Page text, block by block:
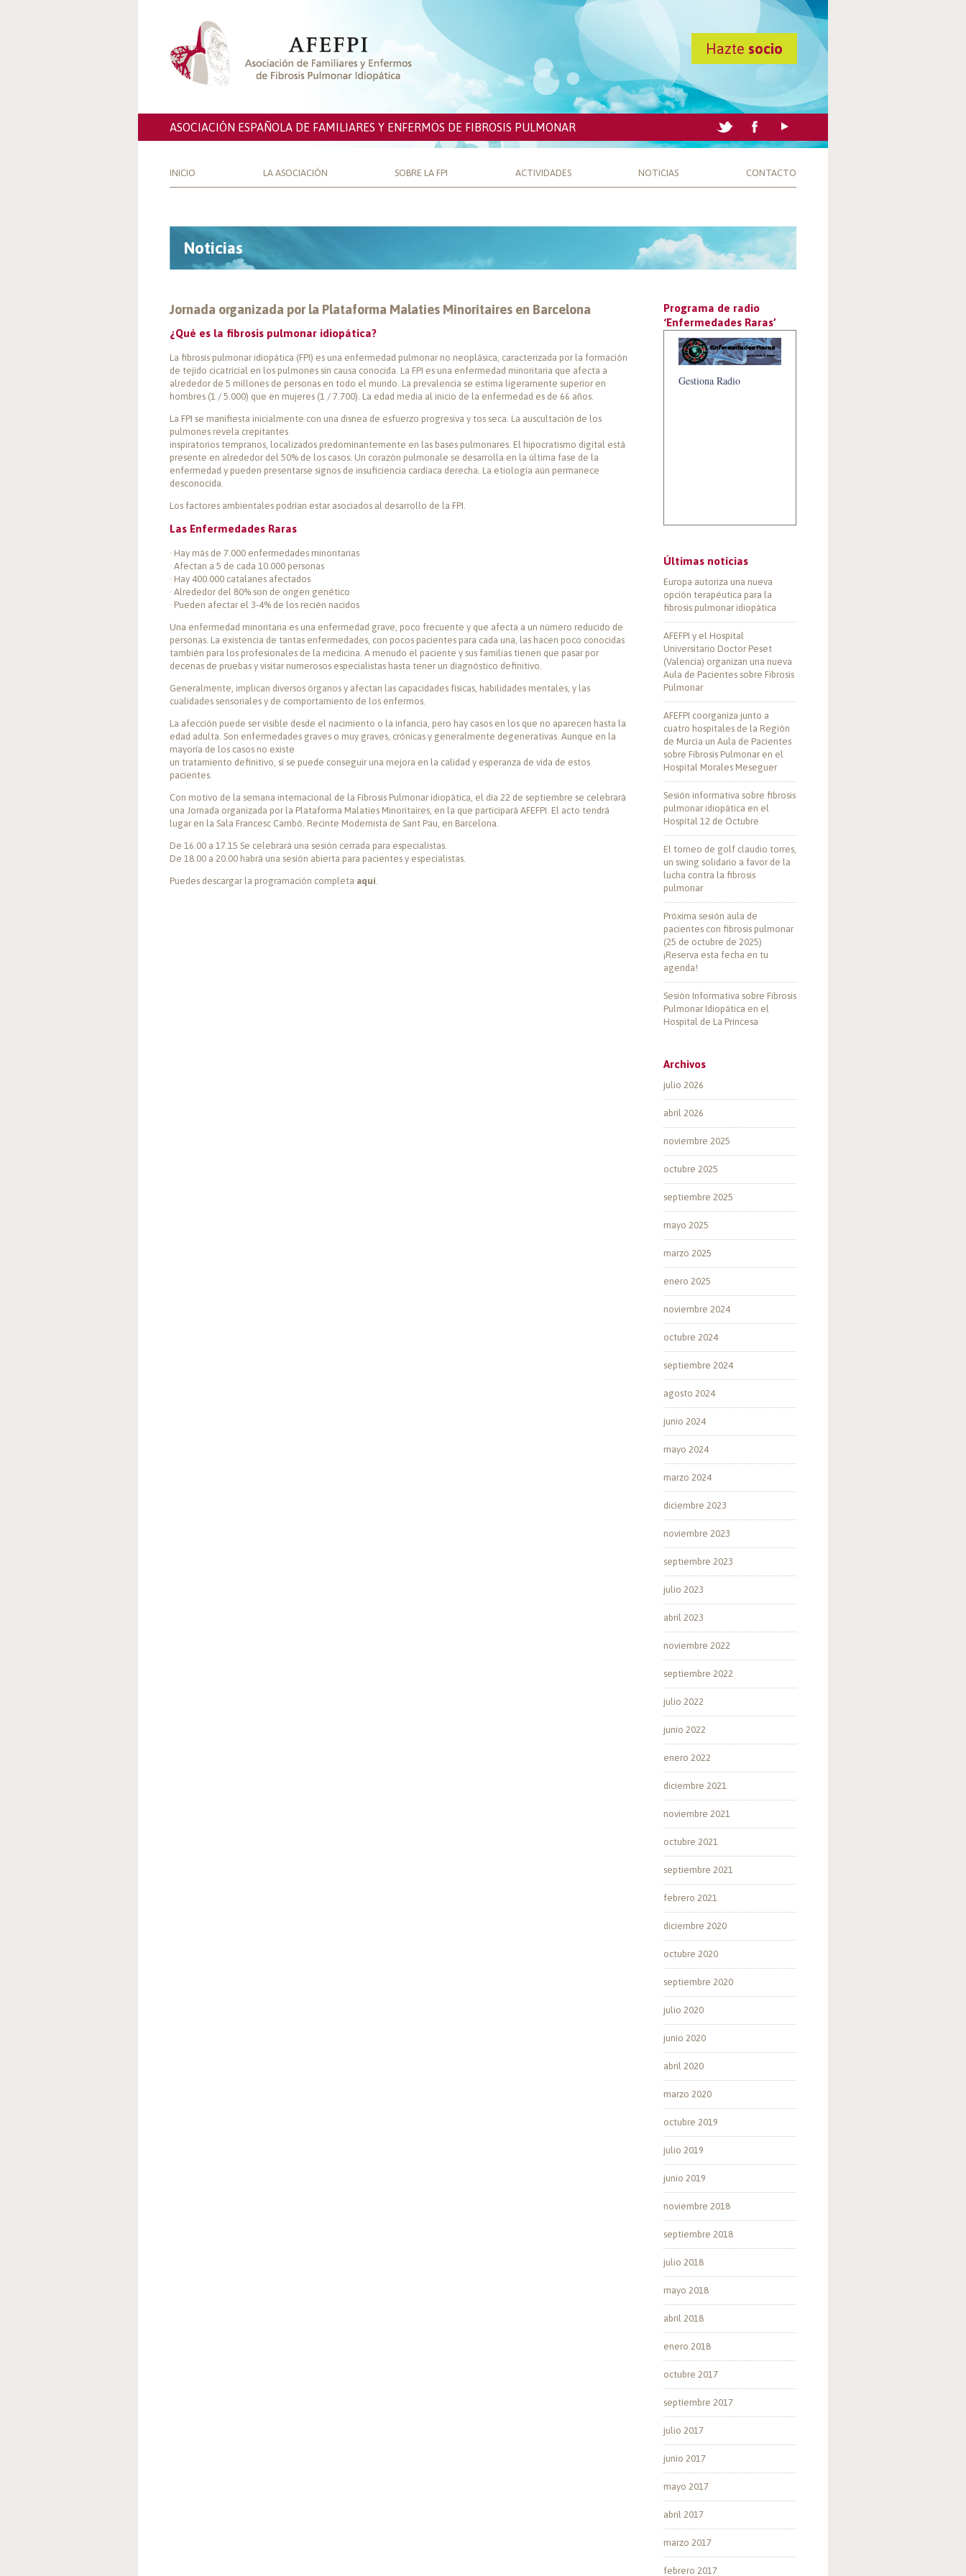
Hazte socio
ASOCIACIÓN ESPAÑOLA DE FAMILIARES Y ENFERMOS DE FIBROSIS PULMONAR
INICIO LA ASOCIACIÓN SOBRE LA FPI ACTIVIDADES NOTICIAS CONTACTO
Noticias
Jornada organizada por la Plataforma Malaties Minoritaires en Barcelona
¿Qué es la fibrosis pulmonar idiopática?
La fibrosis pulmonar idiopática (FPI) es una enfermedad pulmonar no neoplásica, caracterizada por la formación
de tejido cicatricial en los pulmones sin causa conocida. La FPI es una enfermedad minoritaria que afecta a
alrededor de 5 millones de personas en todo el mundo. La prevalencia se estima ligeramente superior en
hombres (1 / 5.000) que en mujeres (1 / 7.700). La edad media al inicio de la enfermedad es de 66 años.
La FPI se manifiesta inicialmente con una disnea de esfuerzo progresiva y tos seca. La auscultación de los
pulmones revela crepitantes
inspiratorios tempranos, localizados predominantemente en las bases pulmonares. El hipocratismo digital está
presente en alrededor del 50% de los casos. Un corazón pulmonale se desarrolla en la última fase de la
enfermedad y pueden presentarse signos de insuficiencia cardíaca derecha. La etiología aún permanece
desconocida.
Los factores ambientales podrían estar asociados al desarrollo de la FPI.
Las Enfermedades Raras
· Hay más de 7.000 enfermedades minoritarias
· Afectan a 5 de cada 10.000 personas
· Hay 400.000 catalanes afectados
· Alrededor del 80% son de origen genético
· Pueden afectar el 3-4% de los recién nacidos
Una enfermedad minoritaria es una enfermedad grave, poco frecuente y que afecta a un número reducido de
personas. La existencia de tantas enfermedades, con pocos pacientes para cada una, las hacen poco conocidas
también para los profesionales de la medicina. A menudo el paciente y sus familias tienen que pasar por
decenas de pruebas y visitar numerosos especialistas hasta tener un diagnóstico definitivo.
Generalmente, implican diversos órganos y afectan las capacidades físicas, habilidades mentales, y las
cualidades sensoriales y de comportamiento de los enfermos.
La afección puede ser visible desde el nacimiento o la infancia, pero hay casos en los que no aparecen hasta la
edad adulta. Son enfermedades graves o muy graves, crónicas y generalmente degenerativas. Aunque en la
mayoría de los casos no existe
un tratamiento definitivo, sí se puede conseguir una mejora en la calidad y esperanza de vida de estos
pacientes.
Con motivo de la semana internacional de la Fibrosis Pulmonar idiopática, el día 22 de septiembre se celebrará
una Jornada organizada por la Plataforma Malaties Minoritaires, en la que participará AFEFPI. El acto tendrá
lugar en la Sala Francesc Cambó. Recinte Modernista de Sant Pau, en Barcelona.
De 16.00 a 17.15 Se celebrará una sesión cerrada para especialistas.
De 18.00 a 20.00 habrá una sesión abierta para pacientes y especialistas.
Puedes descargar la programación completa aquí.
Programa de radio
‘Enfermedades Raras’
Gestiona Radio
Últimas noticias
Europa autoriza una nueva
opción terapéutica para la
fibrosis pulmonar idiopática
AFEFPI y el Hospital
Universitario Doctor Peset
(Valencia) organizan una nueva
Aula de Pacientes sobre Fibrosis
Pulmonar
AFEFPI coorganiza junto a
cuatro hospitales de la Región
de Murcia un Aula de Pacientes
sobre Fibrosis Pulmonar en el
Hospital Morales Meseguer
Sesión informativa sobre fibrosis
pulmonar idiopática en el
Hospital 12 de Octubre
El torneo de golf claudio torres,
un swing solidario a favor de la
lucha contra la fibrosis
pulmonar
Próxima sesión aula de
pacientes con fibrosis pulmonar
(25 de octubre de 2025)
¡Reserva esta fecha en tu
agenda!
Sesión Informativa sobre Fibrosis
Pulmonar Idiopática en el
Hospital de La Princesa
Archivos
julio 2026
abril 2026
noviembre 2025
octubre 2025
septiembre 2025
mayo 2025
marzo 2025
enero 2025
noviembre 2024
octubre 2024
septiembre 2024
agosto 2024
junio 2024
mayo 2024
marzo 2024
diciembre 2023
noviembre 2023
septiembre 2023
julio 2023
abril 2023
noviembre 2022
septiembre 2022
julio 2022
junio 2022
enero 2022
diciembre 2021
noviembre 2021
octubre 2021
septiembre 2021
febrero 2021
diciembre 2020
octubre 2020
septiembre 2020
julio 2020
junio 2020
abril 2020
marzo 2020
octubre 2019
julio 2019
junio 2019
noviembre 2018
septiembre 2018
julio 2018
mayo 2018
abril 2018
enero 2018
octubre 2017
septiembre 2017
julio 2017
junio 2017
mayo 2017
abril 2017
marzo 2017
febrero 2017